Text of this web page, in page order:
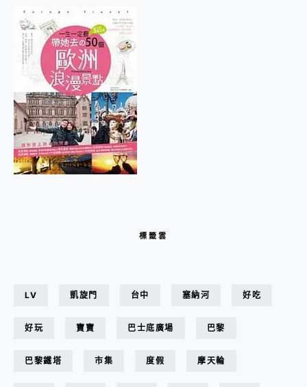
標籤雲
LV 凱旋門 台中 塞納河 好吃
好玩 寶寶 巴士底廣場 巴黎
巴黎鐵塔 市集 度假 摩天輪